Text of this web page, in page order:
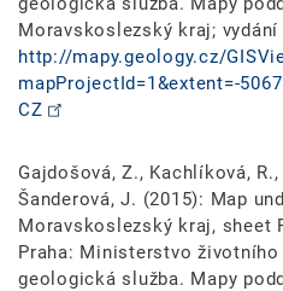
Moravskoslezský kraj;
http://mapy.geology.cz/
mapProjectId=1&extent=-
CZ
Gajdošová, Z., Kachlíková,
Šanderová, J. (2015): Map
Moravskoslezský kraj, sheet
Praha: Ministerstvo životního
geologická služba. Mapy